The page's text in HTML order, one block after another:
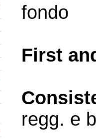
fondo
First
regg. e